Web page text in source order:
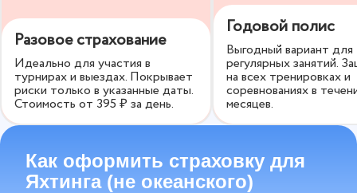
Разовое страхование
Идеально для участия в
турнирах и выездах. Покрывает
риски только в указанные даты.
Стоимость от 395 ₽ за день.
Годовой полис
Выгодный вариант для
регулярных занятий.
на всех тренировках и
соревнованиях в
месяцев.
Как оформить страховку для
Яхтинга (не океанского)